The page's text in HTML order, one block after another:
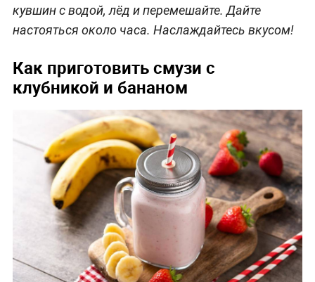
кувшин с водой, лёд и перемешайте. Дайте
настояться около часа. Наслаждайтесь вкусом!
Как приготовить смузи с
клубникой и бананом